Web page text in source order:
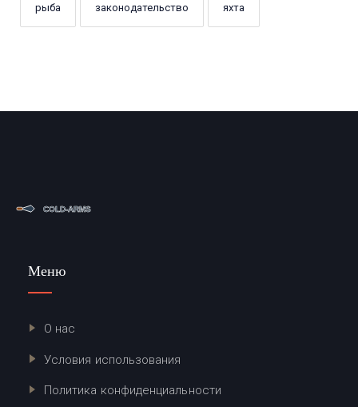
рыба законодательство яхта
Меню
О нас
Условия использования
Политика конфиденциальности